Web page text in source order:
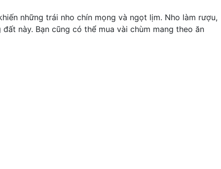
những trái nho chín mọng và ngọt lịm. Nho làm rượu,
này. Bạn cũng có thể mua vài chùm mang theo ăn